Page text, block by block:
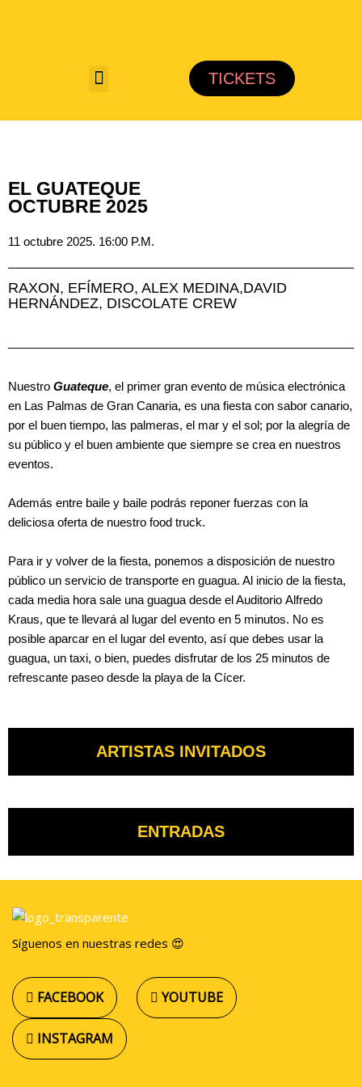
TICKETS
EL GUATEQUE
OCTUBRE 2025
11 octubre 2025. 16:00 P.M.
RAXON, EFÍMERO, ALEX MEDINA,DAVID
HERNÁNDEZ, DISCOLATE CREW
Nuestro Guateque, el primer gran evento de música electrónica
en Las Palmas de Gran Canaria, es una fiesta con sabor canario,
por el buen tiempo, las palmeras, el mar y el sol; por la alegría de
su público y el buen ambiente que siempre se crea en nuestros
eventos.
Además entre baile y baile podrás reponer fuerzas con la
deliciosa oferta de nuestro food truck.
Para ir y volver de la fiesta, ponemos a disposición de nuestro
público un servicio de transporte en guagua. Al inicio de la fiesta,
cada media hora sale una guagua desde el Auditorio Alfredo
Kraus, que te llevará al lugar del evento en 5 minutos. No es
posible aparcar en el lugar del evento, así que debes usar la
guagua, un taxi, o bien, puedes disfrutar de los 25 minutos de
refrescante paseo desde la playa de la Cícer.
ARTISTAS INVITADOS
ENTRADAS
Síguenos en nuestras redes 😍
FACEBOOK YOUTUBE
INSTAGRAM